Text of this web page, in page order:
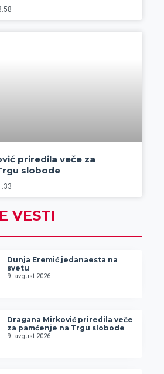
priredila veče za
slobode
VESTI
Dunja Eremić jedanaesta na
svetu
9. avgust 2026.
Dragana Mirković priredila veče
za pamćenje na Trgu slobode
9. avgust 2026.